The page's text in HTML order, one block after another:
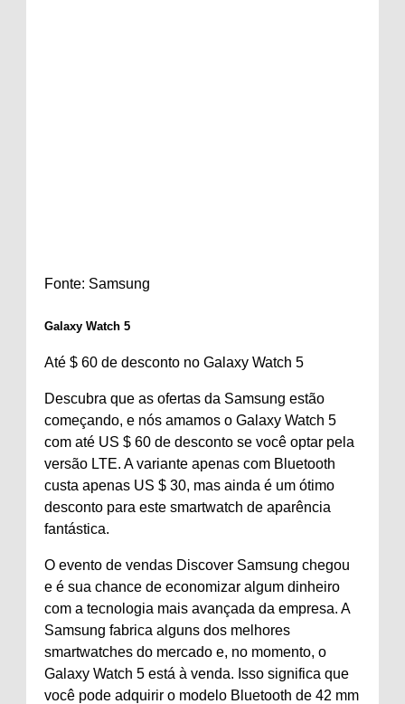
Fonte: Samsung
Galaxy Watch 5
Até $ 60 de desconto no Galaxy Watch 5
Descubra que as ofertas da Samsung estão
começando, e nós amamos o Galaxy Watch 5
com até US $ 60 de desconto se você optar pela
versão LTE. A variante apenas com Bluetooth
custa apenas US $ 30, mas ainda é um ótimo
desconto para este smartwatch de aparência
fantástica.
O evento de vendas Discover Samsung chegou
e é sua chance de economizar algum dinheiro
com a tecnologia mais avançada da empresa. A
Samsung fabrica alguns dos melhores
smartwatches do mercado e, no momento, o
Galaxy Watch 5 está à venda. Isso significa que
você pode adquirir o modelo Bluetooth de 42 mm